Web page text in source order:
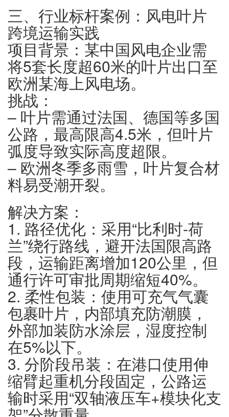
三、行业标杆案例：风电叶片
跨境运输实践
项目背景：某中国风电企业需
将5套长度超60米的叶片出口至
欧洲某海上风电场。
挑战：
– 叶片需通过法国、德国等多国
公路，最高限高4.5米，但叶片
弧度导致实际高度超限。
– 欧洲冬季多雨雪，叶片复合材
料易受潮开裂。
解决方案：
1. 路径优化：采用“比利时-荷
兰”绕行路线，避开法国限高路
段，运输距离增加120公里，但
通行许可审批周期缩短40%。
2. 柔性包装：使用可充气气囊
包裹叶片，内部填充防潮膜，
外部加装防水涂层，湿度控制
在5%以下。
3. 分阶段吊装：在港口使用伸
缩臂起重机分段固定，公路运
输时采用“双轴液压车+模块化支